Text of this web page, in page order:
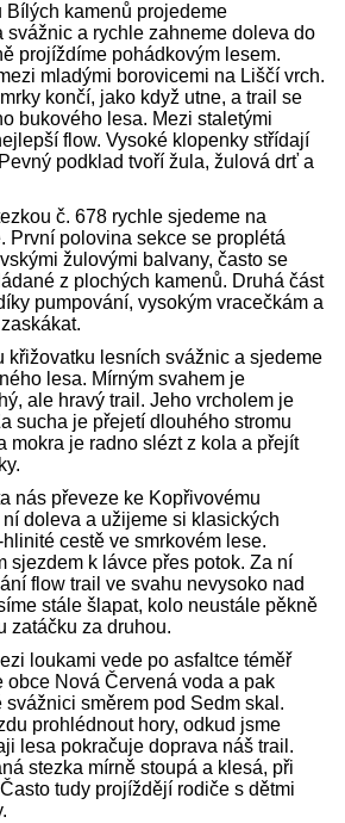
Bílých kamenů projedeme
svážnic a rychle zahneme doleva do
projíždíme pohádkovým lesem.
mladými borovicemi na Liščí vrch.
končí, jako když utne, a trail se
bukového lesa. Mezi staletými
flow. Vysoké klopenky střídají
podklad tvoří žula, žulová drť a
č. 678 rychle sjedeme na
První polovina sekce se proplétá
žulovými balvany, často se
z plochých kamenů. Druhá část
pumpování, vysokým vracečkám a
křižovatku lesních svážnic a sjedeme
lesa. Mírným svahem je
ale hravý trail. Jeho vrcholem je
sucha je přejetí dlouhého stromu
mokra je radno slézt z kola a přejít
nás převeze ke Kopřivovému
doleva a užijeme si klasických
cestě ve smrkovém lese.
sjezdem k lávce přes potok. Za ní
flow trail ve svahu nevysoko nad
stále šlapat, kolo neustále pěkně
zatáčku za druhou.
loukami vede po asfaltce téměř
obce Nová Červená voda a pak
svážnici směrem pod Sedm skal.
prohlédnout hory, odkud jsme
lesa pokračuje doprava náš trail.
stezka mírně stoupá a klesá, při
tudy projíždějí rodiče s dětmi